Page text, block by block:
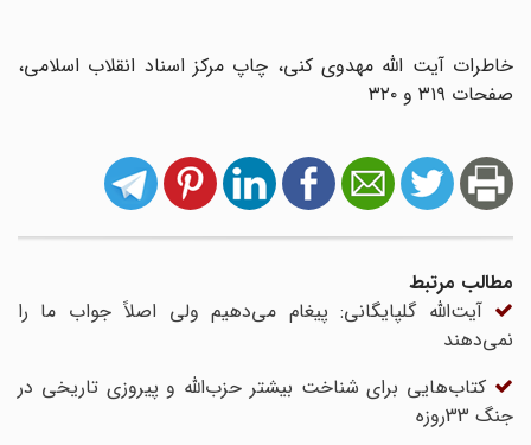
خاطرات آیت الله مهدوی کنی، چاپ مرکز اسناد انقلاب اسلامی،
صفحات ۳۱۹ و ۳۲۰
مطالب مرتبط
آیت‌الله گلپایگانی: پیغام می‌دهیم ولی اصلاً جواب ما را
نمی‌دهند
کتاب‌هایی برای شناخت بیشتر حزب‌الله و پیروزی تاریخی در
جنگ 33روزه